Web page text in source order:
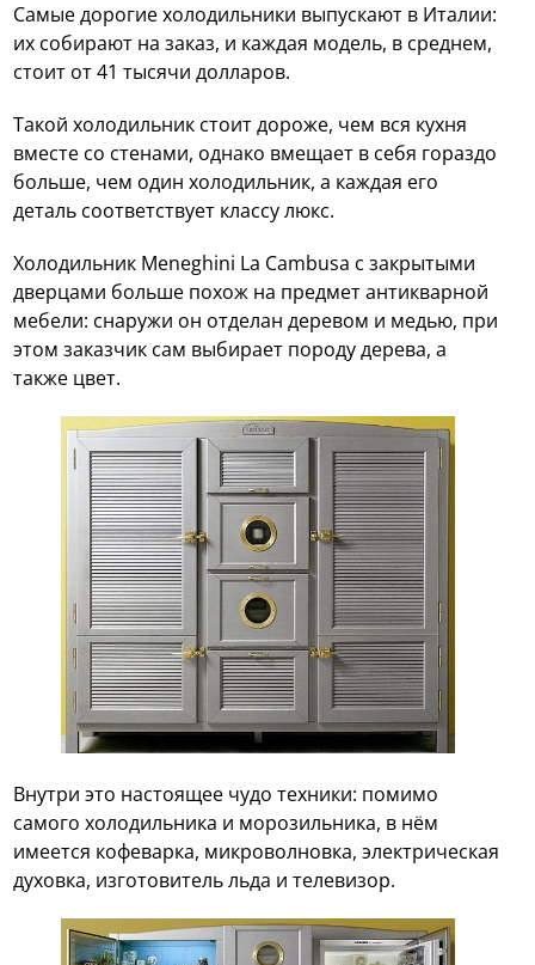
Самые дорогие холодильники выпускают в Италии:
их собирают на заказ, и каждая модель, в среднем,
стоит от 41 тысячи долларов.
Такой холодильник стоит дороже, чем вся кухня
вместе со стенами, однако вмещает в себя гораздо
больше, чем один холодильник, а каждая его
деталь соответствует классу люкс.
Холодильник Meneghini La Cambusa с закрытыми
дверцами больше похож на предмет антикварной
мебели: снаружи он отделан деревом и медью, при
этом заказчик сам выбирает породу дерева, а
также цвет.
Внутри это настоящее чудо техники: помимо
самого холодильника и морозильника, в нём
имеется кофеварка, микроволновка, электрическая
духовка, изготовитель льда и телевизор.